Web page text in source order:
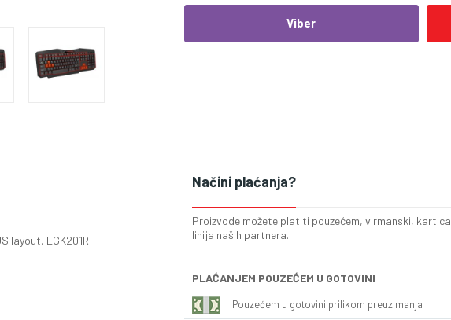
Viber
layout, EGK201R
Načini plaćanja?
Proizvode možete platiti pouzećem, virmanski,
linija naših partnera.
PLAĆANJEM POUZEĆEM U GOTOVINI
Pouzećem u gotovini prilikom preuzimanja